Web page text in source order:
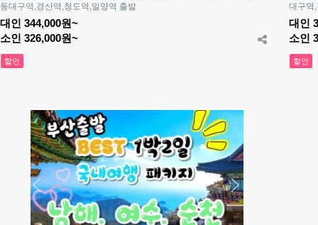
동대구역,경산역,청도역,밀양역 출발
대인 344,000원~
소인 326,000원~
할인
대구역
대인
소인
할인